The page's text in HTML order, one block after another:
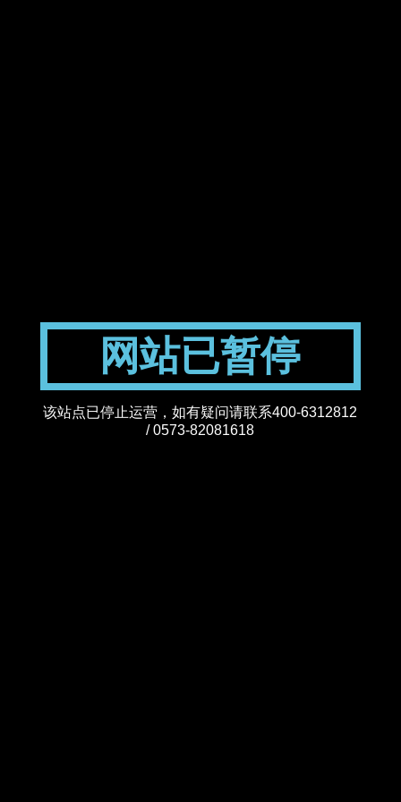
网站已暂停
该站点已停止运营，如有疑问请联系400-6312812
/ 0573-82081618